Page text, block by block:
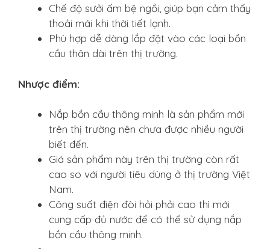
Chế độ sưởi ấm bệ ngồi, giúp bạn cảm thấy
thoải mái khi thời tiết lạnh.
Phù hợp dễ dàng lắp đặt vào các loại bồn
cầu thân dài trên thị trường.
Nhược điểm:
Nắp bồn cầu thông minh là sản phẩm mới
trên thị trường nên chưa được nhiều người
biết đến.
Giá sản phẩm này trên thị trường còn rất
cao so với người tiêu dùng ở thị trường Việt
Nam.
Công suất điện đòi hỏi phải cao thì mới
cung cấp đủ nước để có thể sử dụng nắp
bồn cầu thông minh.